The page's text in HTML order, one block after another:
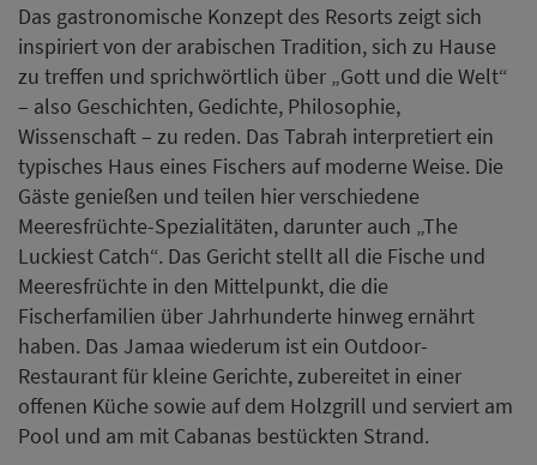
Das gastronomische Konzept des Resorts zeigt sich
inspiriert von der arabischen Tradition, sich zu Hause
zu treffen und sprichwörtlich über „Gott und die Welt“
– also Geschichten, Gedichte, Philosophie,
Wissenschaft – zu reden. Das Tabrah interpretiert ein
typisches Haus eines Fischers auf moderne Weise. Die
Gäste genießen und teilen hier verschiedene
Meeresfrüchte-Spezialitäten, darunter auch „The
Luckiest Catch“. Das Gericht stellt all die Fische und
Meeresfrüchte in den Mittelpunkt, die die
Fischerfamilien über Jahrhunderte hinweg ernährt
haben. Das Jamaa wiederum ist ein Outdoor-
Restaurant für kleine Gerichte, zubereitet in einer
offenen Küche sowie auf dem Holzgrill und serviert am
Pool und am mit Cabanas bestückten Strand.